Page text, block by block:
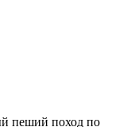
пеший поход по